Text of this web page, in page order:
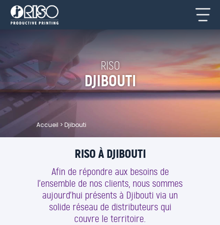
RISO
DJIBOUTI
Accueil > Djibouti
RISO À DJIBOUTI
Afin de répondre aux besoins de
l’ensemble de nos clients, nous sommes
aujourd’hui présents à Djibouti via un
solide réseau de distributeurs qui
couvre le territoire.